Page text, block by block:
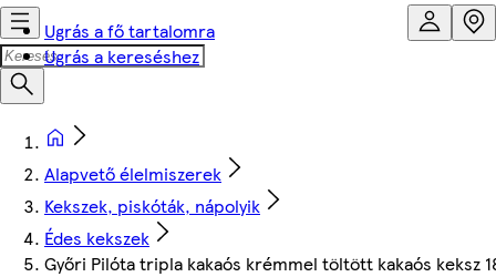
Ugrás a fő tartalomra
Ugrás a kereséshez
Alapvető élelmiszerek
Kekszek, piskóták, nápolyik
Édes kekszek
Győri Pilóta tripla kakaós krémmel töltött kakaós keksz